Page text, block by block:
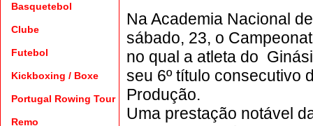
Basquetebol
Clube
Futebol
Kickboxing / Boxe
Portugal Rowing Tour
Remo
Na Academia Nacional
sábado, 23, o
no qual a atleta do
seu 6º título consecutivo
Produção.
Uma prestação notável